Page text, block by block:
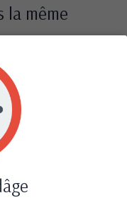
la même